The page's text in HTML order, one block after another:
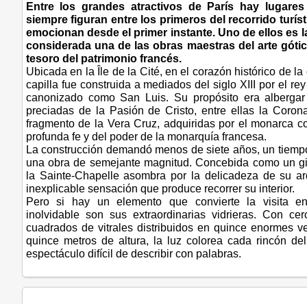
Entre los grandes atractivos de París hay
siempre figuran entre los primeros del recorrido
emocionan desde el primer instante. Uno de ellos es
considerada una de las obras maestras del arte
tesoro del patrimonio francés.
Ubicada en la Île de la Cité, en el corazón histórico de la
capilla fue construida a mediados del siglo XIII por el
canonizado como San Luis. Su propósito era
preciadas de la Pasión de Cristo, entre ellas la
fragmento de la Vera Cruz, adquiridas por el monarca
profunda fe y del poder de la monarquía francesa.
La construcción demandó menos de siete años, un
una obra de semejante magnitud. Concebida como un
la Sainte-Chapelle asombra por la delicadeza de su
inexplicable sensación que produce recorrer su interior.
Pero si hay un elemento que convierte la visita
inolvidable son sus extraordinarias vidrieras. Con
cuadrados de vitrales distribuidos en quince enormes
quince metros de altura, la luz colorea cada rincón
espectáculo difícil de describir con palabras.